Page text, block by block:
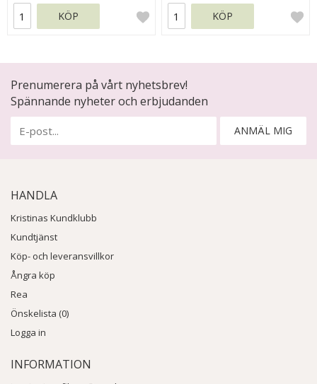
KÖP KÖP
Prenumerera på vårt nyhetsbrev!
Spännande nyheter och erbjudanden
ANMÄL MIG
HANDLA
Kristinas Kundklubb
Kundtjänst
Köp- och leveransvillkor
Ångra köp
Rea
Önskelista (0)
Logga in
INFORMATION